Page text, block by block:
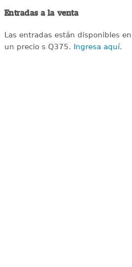
Entradas a la venta
Las entradas están disponibles
un precio s Q375. Ingresa aquí.